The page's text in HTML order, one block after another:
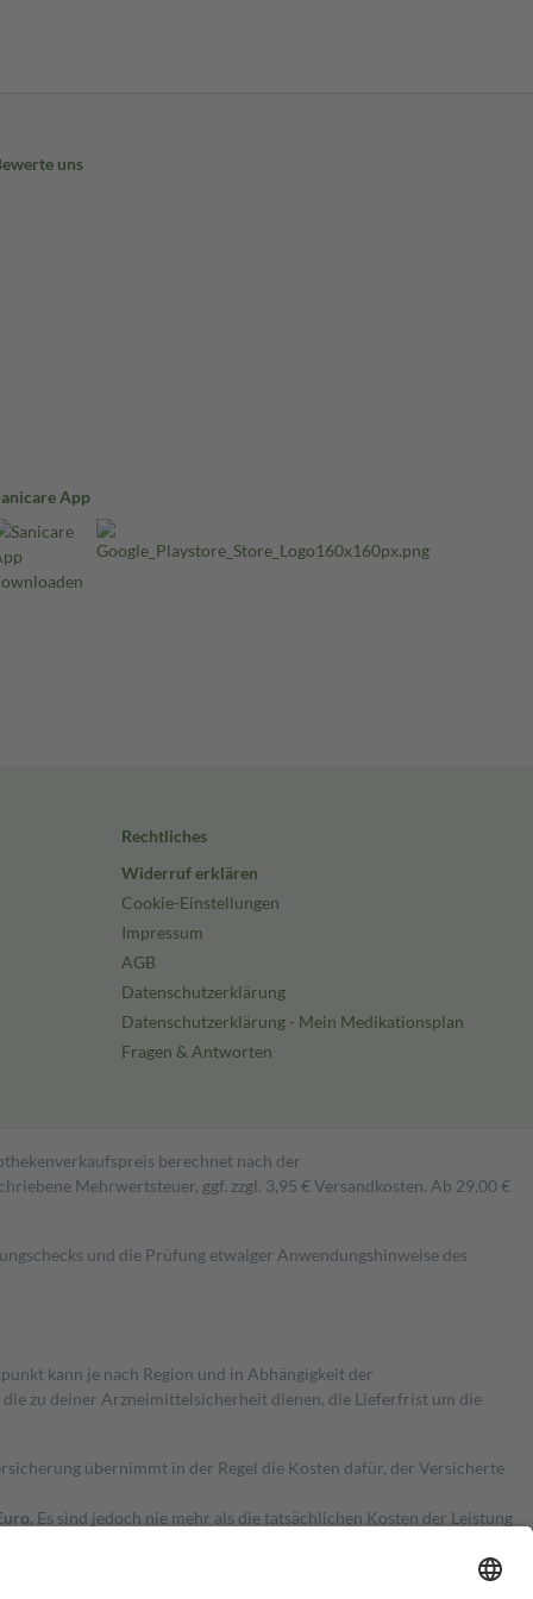
uns
App
Rechtliches
Widerruf erklären
Cookie-Einstellungen
Impressum
AGB
Datenschutzerklärung
Datenschutzerklärung - Mein Medikationsplan
Fragen & Antworten
berechnet nach der
Mehrwertsteuer, ggf. zzgl. 3,95 € Versandkosten. Ab 29,00 €
und die Prüfung etwaiger Anwendungshinweise des
kann je nach Region und in Abhängigkeit der
zu deiner Arzneimittelsicherheit dienen, die Lieferfrist um die
übernimmt in der Regel die Kosten dafür, der Versicherte
Es sind jedoch nie mehr als die tatsächlichen Kosten der Leistung